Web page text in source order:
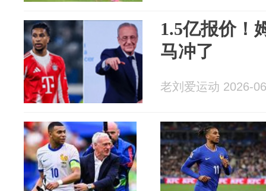
1.5亿报价！
马冲了
老刘爱运动 2026-